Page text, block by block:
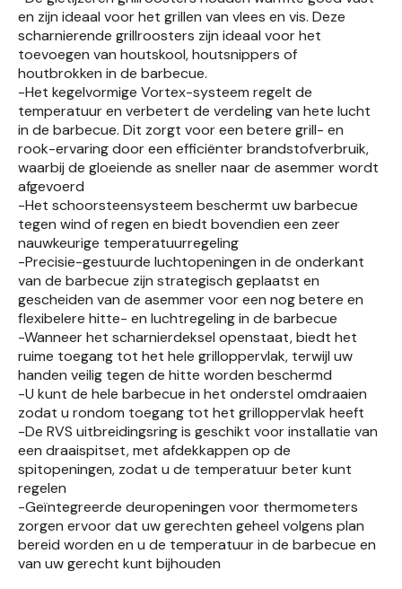
en zijn ideaal voor het grillen van vlees en vis. Deze
scharnierende grillroosters zijn ideaal voor het
toevoegen van houtskool, houtsnippers of
houtbrokken in de barbecue.
-Het kegelvormige Vortex-systeem regelt de
temperatuur en verbetert de verdeling van hete lucht
in de barbecue. Dit zorgt voor een betere grill- en
rook-ervaring door een efficiënter brandstofverbruik,
waarbij de gloeiende as sneller naar de asemmer wordt
afgevoerd
-Het schoorsteensysteem beschermt uw barbecue
tegen wind of regen en biedt bovendien een zeer
nauwkeurige temperatuurregeling
-Precisie-gestuurde luchtopeningen in de onderkant
van de barbecue zijn strategisch geplaatst en
gescheiden van de asemmer voor een nog betere en
flexibelere hitte- en luchtregeling in de barbecue
-Wanneer het scharnierdeksel openstaat, biedt het
ruime toegang tot het hele grilloppervlak, terwijl uw
handen veilig tegen de hitte worden beschermd
-U kunt de hele barbecue in het onderstel omdraaien
zodat u rondom toegang tot het grilloppervlak heeft
-De RVS uitbreidingsring is geschikt voor installatie van
een draaispitset, met afdekkappen op de
spitopeningen, zodat u de temperatuur beter kunt
regelen
-Geïntegreerde deuropeningen voor thermometers
zorgen ervoor dat uw gerechten geheel volgens plan
bereid worden en u de temperatuur in de barbecue en
van uw gerecht kunt bijhouden